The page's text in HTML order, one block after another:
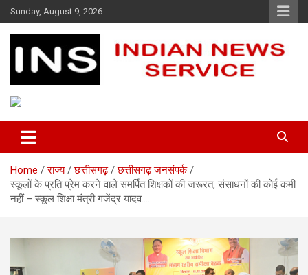
Skip
to
content
Sunday, August 9, 2026
Indian News Service
Home राज्य छत्तीसगढ़
छत्तीसगढ़ जनसंपर्क
स्कूलों के प्रति प्रेम करने वाले समर्पित शिक्षकों की जरूरत, संसाधनों की कोई कमी
नहीं – स्कूल शिक्षा मंत्री गजेंद्र यादव…..